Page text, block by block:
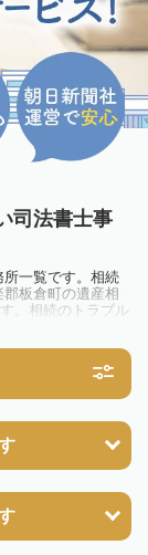
司法書士事
一覧です。相続
板倉町の遺産相
。相続のトラブル
してみましょう。